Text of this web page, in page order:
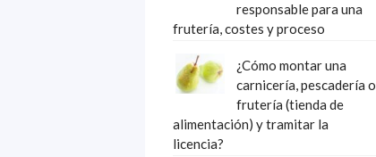
responsable para una
frutería, costes y proceso
¿Cómo montar una
carnicería, pescadería o
frutería (tienda de
alimentación) y tramitar la
licencia?